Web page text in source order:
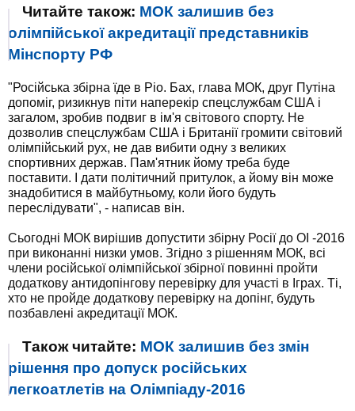
Читайте також: МОК залишив без
олімпійської акредитації представників
Мінспорту РФ
"Російська збірна їде в Ріо. Бах, глава МОК, друг Путіна
допоміг, ризикнув піти наперекір спецслужбам США і
загалом, зробив подвиг в ім'я світового спорту. Не
дозволив спецслужбам США і Британії громити світовий
олімпійський рух, не дав вибити одну з великих
спортивних держав. Пам'ятник йому треба буде
поставити. І дати політичний притулок, а йому він може
знадобитися в майбутньому, коли його будуть
переслідувати", - написав він.
Сьогодні МОК вирішив допустити збірну Росії до ОІ -2016
при виконанні низки умов. Згідно з рішенням МОК, всі
члени російської олімпійської збірної повинні пройти
додаткову антидопінгову перевірку для участі в Іграх. Ті,
хто не пройде додаткову перевірку на допінг, будуть
позбавлені акредитації МОК.
Також читайте: МОК залишив без змін
рішення про допуск російських
легкоатлетів на Олімпіаду-2016